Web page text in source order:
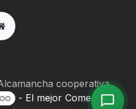
cooperativa
- El mejorComercio